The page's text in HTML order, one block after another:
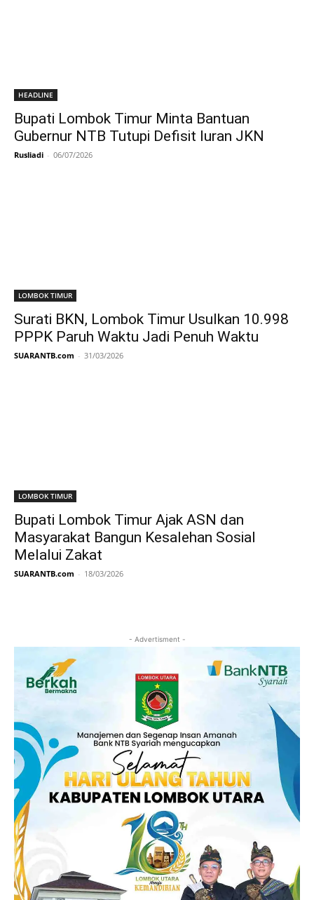
HEADLINE
Bupati Lombok Timur Minta Bantuan
Gubernur NTB Tutupi Defisit Iuran JKN
Rusliadi - 06/07/2026
LOMBOK TIMUR
Surati BKN, Lombok Timur Usulkan 10.998
PPPK Paruh Waktu Jadi Penuh Waktu
SUARANTB.com - 31/03/2026
LOMBOK TIMUR
Bupati Lombok Timur Ajak ASN dan
Masyarakat Bangun Kesalehan Sosial
Melalui Zakat
SUARANTB.com - 18/03/2026
- Advertisment -